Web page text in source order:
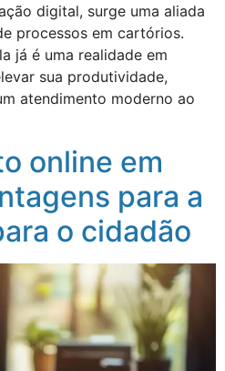
digital, surge uma aliada
processos em cartórios.
já é uma realidade em
sua produtividade,
atendimento moderno ao
online em
para a
o cidadão